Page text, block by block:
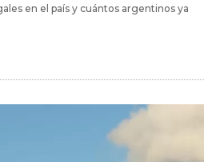
en el país y cuántos argentinos ya